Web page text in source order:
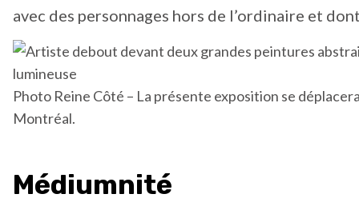
avec des personnages hors de l’ordinaire et
Photo Reine Côté – La présente exposition se
Montréal.
Médiumnité